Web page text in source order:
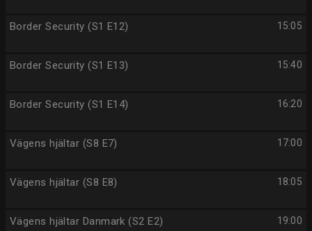
15:05
Border Security (S1 E12)
15:40
Border Security (S1 E13)
16:20
Border Security (S1 E14)
17:00
Vägens hjältar (S8 E7)
18:05
Vägens hjältar (S8 E8)
19:00
Vägens hjältar Danmark (S2 E2)